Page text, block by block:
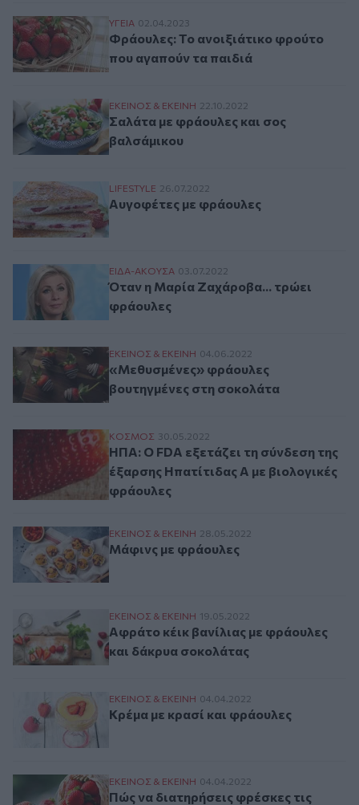
Φράουλες: Το ανοιξιάτικο φρούτο που
ΥΓΕΙΑ 02.04.2023
Φράουλες: Το ανοιξιάτικο φρούτο
που αγαπούν τα παιδιά
Σαλάτα με φράουλες και σος βαλσάμικου
ΕΚΕΙΝΟΣ & ΕΚΕΙΝΗ 22.10.2022
Σαλάτα με φράουλες και σος
βαλσάμικου
Αυγοφέτες με φράουλες
LIFESTYLE 26.07.2022
Αυγοφέτες με φράουλες
Όταν η Μαρία Ζαχάροβα... τρώει
ΕΙΔΑ-ΑΚΟΥΣΑ 03.07.2022
Όταν η Μαρία Ζαχάροβα... τρώει
φράουλες
«Μεθυσμένες» φράουλες βουτηγμένες
ΕΚΕΙΝΟΣ & ΕΚΕΙΝΗ 04.06.2022
«Μεθυσμένες» φράουλες
βουτηγμένες στη σοκολάτα
ΗΠΑ: Ο FDA εξετάζει τη σύνδεση της
ΚΟΣΜΟΣ 30.05.2022
ΗΠΑ: Ο FDA εξετάζει τη σύνδεση της
έξαρσης Ηπατίτιδας Α με βιολογικές
φράουλες
Μάφινς με φράουλες
ΕΚΕΙΝΟΣ & ΕΚΕΙΝΗ 28.05.2022
Μάφινς με φράουλες
Αφράτο κέικ βανίλιας με φράουλες και
ΕΚΕΙΝΟΣ & ΕΚΕΙΝΗ 19.05.2022
Αφράτο κέικ βανίλιας με φράουλες
και δάκρυα σοκολάτας
Κρέμα με κρασί και φράουλες
ΕΚΕΙΝΟΣ & ΕΚΕΙΝΗ 04.04.2022
Κρέμα με κρασί και φράουλες
Πώς να διατηρήσεις φρέσκες τις
ΕΚΕΙΝΟΣ & ΕΚΕΙΝΗ 04.04.2022
Πώς να διατηρήσεις φρέσκες τις